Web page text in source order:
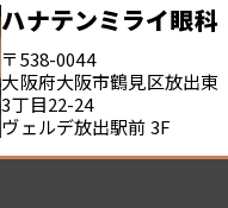
ハナテンミライ眼科
〒538-0044
大阪府大阪市鶴見区放出東
3丁目22-24
ヴェルデ放出駅前 3F